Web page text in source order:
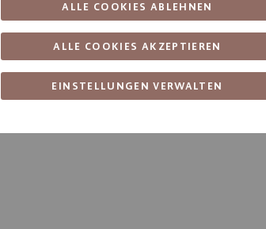
EINSTELLUNGEN VERWALTEN
ALLE COOKIES AKZEPTIEREN
ALLE COOKIES ABLEHNEN